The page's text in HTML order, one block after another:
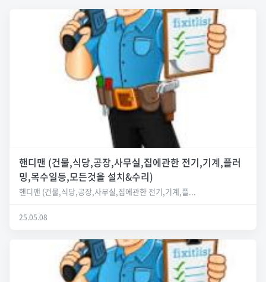
핸디맨 (건물,식당,공장,사무실,집에관한 전기,기계,플러
밍,목수일등,모든것을 설치&수리)
핸디맨 (건물,식당,공장,사무실,집에관한 전기,기계,플...
25.05.08